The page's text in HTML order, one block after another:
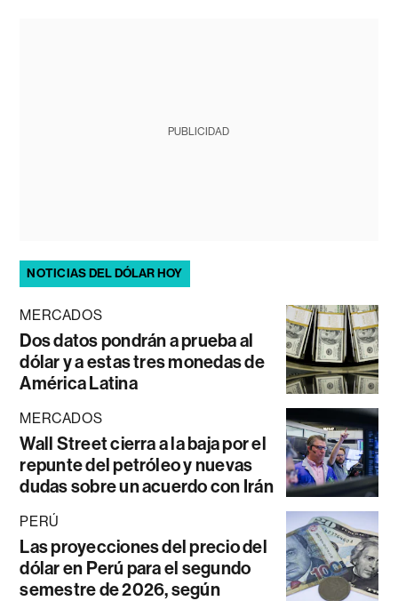
PUBLICIDAD
NOTICIAS DEL DÓLAR HOY
MERCADOS
Dos datos pondrán a prueba al
dólar y a estas tres monedas de
América Latina
MERCADOS
Wall Street cierra a la baja por el
repunte del petróleo y nuevas
dudas sobre un acuerdo con Irán
PERÚ
Las proyecciones del precio del
dólar en Perú para el segundo
semestre de 2026, según